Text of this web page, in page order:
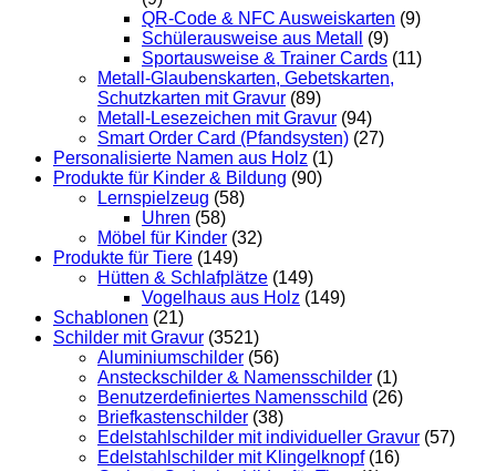
QR-Code & NFC Ausweiskarten (9)
Schülerausweise aus Metall
(9)
Sportausweise & Trainer Cards (11)
Metall-Glaubenskarten, Gebetskarten,
Schutzkarten mit Gravur (89)
Metall-Lesezeichen mit Gravur (94)
Smart Order Card (Pfandsysten) (27)
Personalisierte Namen aus Holz (1)
Produkte für Kinder & Bildung (90)
Lernspielzeug (58)
Uhren (58)
Möbel für Kinder (32)
Produkte für Tiere (149)
Hütten & Schlafplätze (149)
Vogelhaus aus Holz (149)
Schablonen (21)
Schilder mit Gravur (3521)
Aluminiumschilder (56)
Ansteckschilder & Namensschilder (1)
Benutzerdefiniertes Namensschild (26)
Briefkastenschilder (38)
Edelstahlschilder mit individueller Gravur (57)
Edelstahlschilder mit Klingelknopf (16)